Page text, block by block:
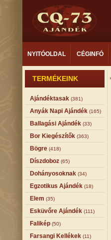
NYITÓOLDAL CÉGINFÓ
TERMÉKEINK
Ajándéktasak (381)
Anyák Napi Ajándék (165)
Ballagási Ajándék (33)
Bor Kiegészítők (363)
Bögre (418)
Díszdoboz (65)
Dohányosoknak (34)
Egzotikus Ajándék (18)
Elem (35)
Esküvőre Ajándék (111)
Falikép (50)
Farsangi Kellékek (11)